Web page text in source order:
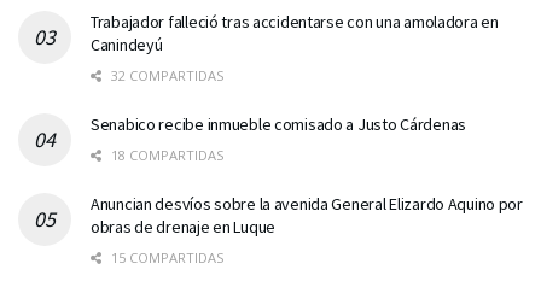
Trabajador falleció tras accidentarse con una amoladora en
Canindeyú
32 COMPARTIDAS
Senabico recibe inmueble comisado a Justo Cárdenas
18 COMPARTIDAS
Anuncian desvíos sobre la avenida General Elizardo Aquino por
obras de drenaje en Luque
15 COMPARTIDAS